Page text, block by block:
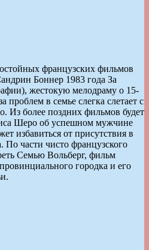
французских фильмов
Боннер 1983 года За
жестокую мелодраму о 15-
проблем в семье слегка слетает с
Из более поздних фильмов будет
Шеро об успешном мужчине
избавиться от присутствия в
По части чисто французского
Семью Вольберг, фильм
городка и его